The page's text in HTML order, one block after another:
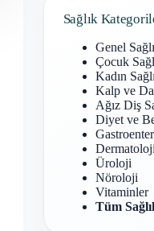
Sağlık
Genel
Çocuk
Kadın
Kalp ve
Ağız Diş
Diyet ve
Dermatoloji
Üroloji
Nöroloji
Vitaminler
Tüm